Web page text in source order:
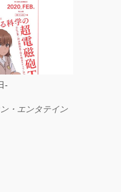
男dism やさしく
アリー 660円
春畑道哉
825円
-
・エンタテイン